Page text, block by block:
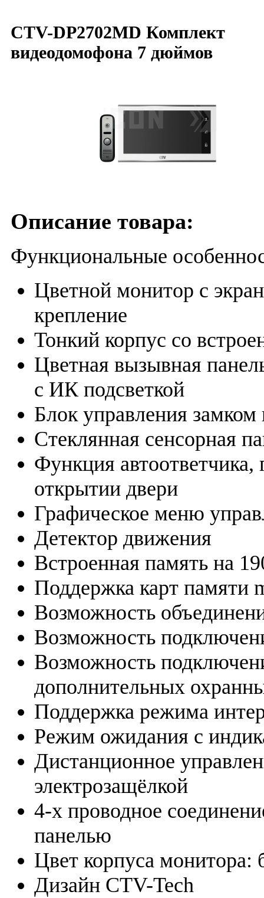
CTV-DP2702MD Комплект
видеодомофона 7 дюймов
Описание товара:
Функциональные
Цветной монитор с
крепление
Тонкий корпус со
Цветная вызывная
с ИК подсветкой
Блок управления замком
Стеклянная сенсорная
Функция
открытии двери
Графическое меню
Детектор движения
Встроенная память на
Поддержка карт памяти
Возможность
Возможность
Возможность
дополнительных
Поддержка режима
Режим ожидания с
Дистанционное
электрозащёлкой
4-х проводное
панелью
Цвет корпуса
Дизайн CTV-Tech